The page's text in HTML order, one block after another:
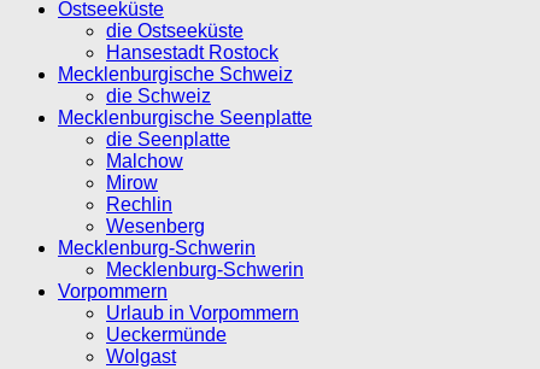
Ostseeküste
die Ostseeküste
Hansestadt Rostock
Mecklenburgische Schweiz
die Schweiz
Mecklenburgische Seenplatte
die Seenplatte
Malchow
Mirow
Rechlin
Wesenberg
Mecklenburg-Schwerin
Mecklenburg-Schwerin
Vorpommern
Urlaub in Vorpommern
Ueckermünde
Wolgast